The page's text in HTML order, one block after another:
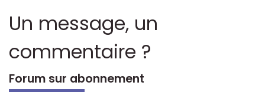
Un message, un
commentaire ?
Forum sur abonnement